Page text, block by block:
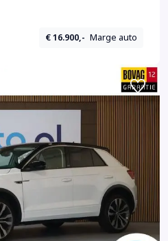
€ 16.900,- Marge auto